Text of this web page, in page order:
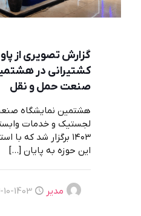
گزارش تصویری از
کشتیرانی در
صنعت حمل و نقل
هشتمین نمایشگاه
۱۴۰۳ برگزار شد که
این حوزه به پایان […]
مدیر 1403-10-03